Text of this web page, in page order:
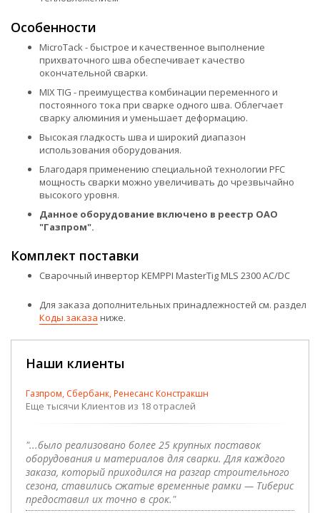
Особенности
MicroTack - быстрое и качественное выполнение
прихваточного шва обеспечивает качество
окончательной сварки.
MIX TIG - преимущества комбинации переменного и
постоянного тока при сварке одного шва. Облегчает
сварку алюминия и уменьшает деформацию.
Высокая гладкость шва и широкий диапазон
использования оборудования.
Благодаря применению специальной технологии PFC
мощность сварки можно увеличивать до чрезвычайно
высокого уровня.
Данное оборудование включено в реестр ОАО
"Газпром".
Комплект поставки
Сварочный инвертор KEMPPI MasterTig MLS 2300 AC/DC
Для заказа дополнительных принадлежностей см. раздел
Коды заказа ниже.
Наши клиенты
Газпром, Сбербанк, Ренесанс Констракшн
Еще тысячи Клиентов из 18 отраслей
"...было реализовано более 25 крупных поставок
оборудования и материалов для сварки. Для каждого
заказа, который приходился на разгар строительного
сезона, ставились сжатые временные рамки — Тиберис
предоставил их точно в срок."